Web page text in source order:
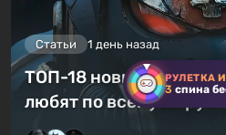
РУЛЕТКА
3 спина
Статьи 1 день назад
ТОП-18 новых русских
любят по всему миру